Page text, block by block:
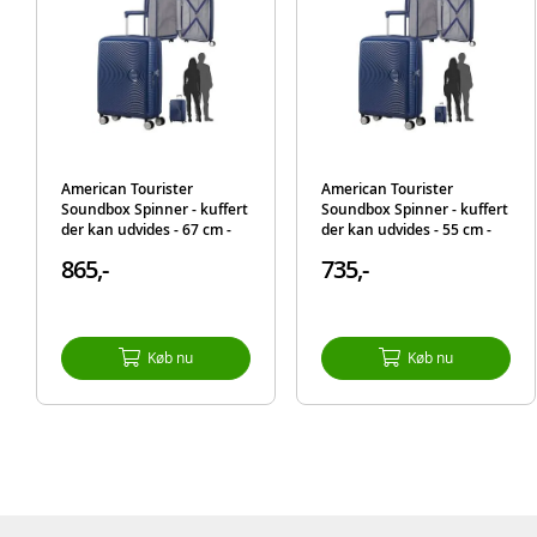
American Tourister
Soundbox Spinner - kuffert
der kan udvides - 67 cm -
865,-
Køb nu
American Tourister
Soundbox Spinner - kuffert
der kan udvides - 55 cm -
735,-
Køb nu